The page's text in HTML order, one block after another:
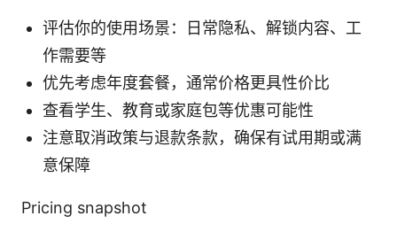
评估你的使用场景：日常隐私、解锁内容、工
作需要等
优先考虑年度套餐，通常价格更具性价比
查看学生、教育或家庭包等优惠可能性
注意取消政策与退款条款，确保有试用期或满
意保障
Pricing snapshot